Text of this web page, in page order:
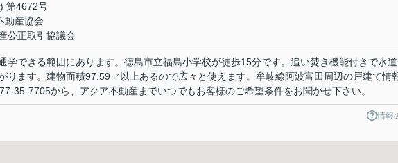
第4672号
動産協会
公正取引協議会
学できる範囲にあります。徳島市立福島小学校が徒歩15分です。追い焚き機能付きで水
ります。建物面積97.59㎡以上あるので広々と使えます。牟岐線阿波富田周辺の戸建て情
35-7705から、アクア不動産までいつでもお客様のご希望条件をお聞かせ下さい。
情報